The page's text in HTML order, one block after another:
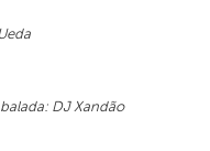
DJ Xandão